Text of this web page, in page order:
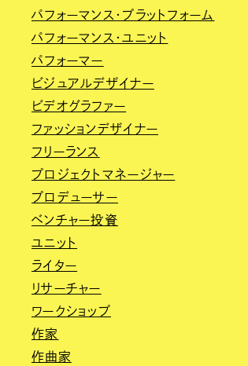
パフォーマンス・プラットフォーム
パフォーマンス・ユニット
パフォーマー
ビジュアルデザイナー
ビデオグラファー
ファッションデザイナー
フリーランス
プロジェクトマネージャー
プロデューサー
ベンチャー投資
ユニット
ライター
リサーチャー
ワークショップ
作家
作曲家